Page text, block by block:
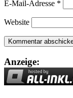
E-Mail-Adresse *
Website
Anzeige: